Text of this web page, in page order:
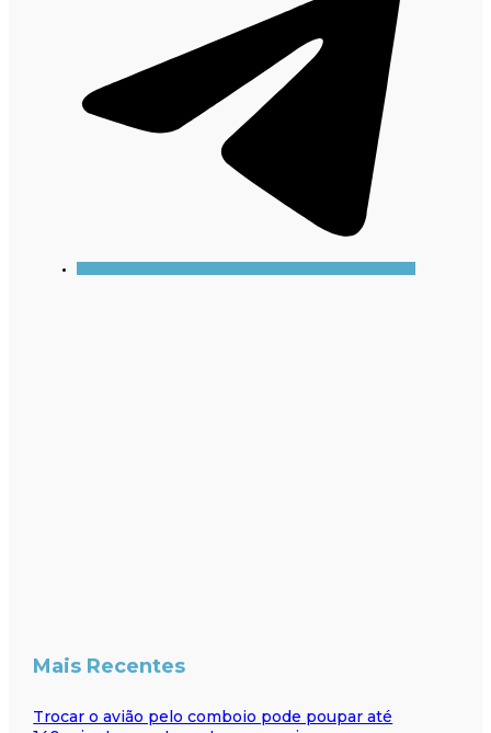
Mais Recentes
Trocar o avião pelo comboio pode poupar até